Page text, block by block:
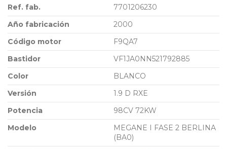
Ref. fab.
7701206230
Año fabricación
2000
Código motor
F9QA7
Bastidor
VF1JA0NN521792885
Color
BLANCO
Versión
1.9 D RXE
Potencia
98CV 72KW
Modelo
MEGANE I FASE 2 BERLINA
(BA0)